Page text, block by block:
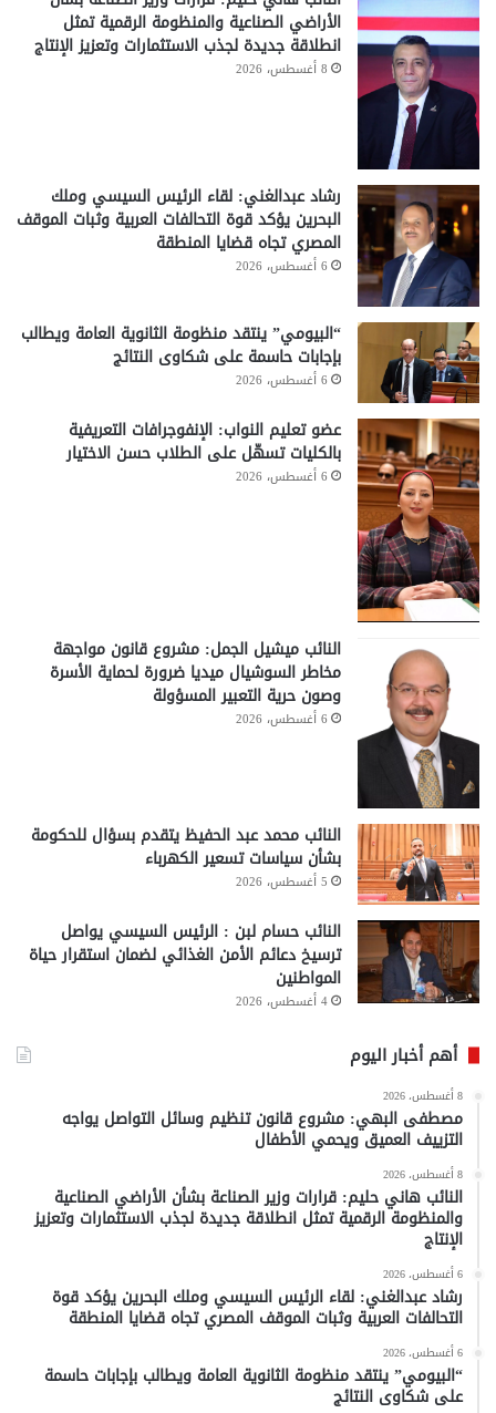
الأراضي الصناعية والمنظومة الرقمية تمثل
انطلاقة جديدة لجذب الاستثمارات وتعزيز الإنتاج
8 أغسطس، 2026
رشاد عبدالغني: لقاء الرئيس السيسي وملك
البحرين يؤكد قوة التحالفات العربية وثبات الموقف
المصري تجاه قضايا المنطقة
6 أغسطس، 2026
“البيومي” ينتقد منظومة الثانوية العامة ويطالب
بإجابات حاسمة على شكاوى النتائج
6 أغسطس، 2026
عضو تعليم النواب: الإنفوجرافات التعريفية
بالكليات تسهّل على الطلاب حسن الاختيار
6 أغسطس، 2026
النائب ميشيل الجمل: مشروع قانون مواجهة
مخاطر السوشيال ميديا ضرورة لحماية الأسرة
وصون حرية التعبير المسؤولة
6 أغسطس، 2026
النائب محمد عبد الحفيظ يتقدم بسؤال للحكومة
بشأن سياسات تسعير الكهرباء
5 أغسطس، 2026
النائب حسام لبن : الرئيس السيسي يواصل
ترسيخ دعائم الأمن الغذائي لضمان استقرار حياة
المواطنين
4 أغسطس، 2026
أهم أخبار اليوم
8 أغسطس، 2026
مصطفى البهي: مشروع قانون تنظيم وسائل التواصل يواجه
التزييف العميق ويحمي الأطفال
8 أغسطس، 2026
النائب هاني حليم: قرارات وزير الصناعة بشأن الأراضي الصناعية
والمنظومة الرقمية تمثل انطلاقة جديدة لجذب الاستثمارات وتعزيز
الإنتاج
6 أغسطس، 2026
رشاد عبدالغني: لقاء الرئيس السيسي وملك البحرين يؤكد قوة
التحالفات العربية وثبات الموقف المصري تجاه قضايا المنطقة
6 أغسطس، 2026
“البيومي” ينتقد منظومة الثانوية العامة ويطالب بإجابات حاسمة
على شكاوى النتائج